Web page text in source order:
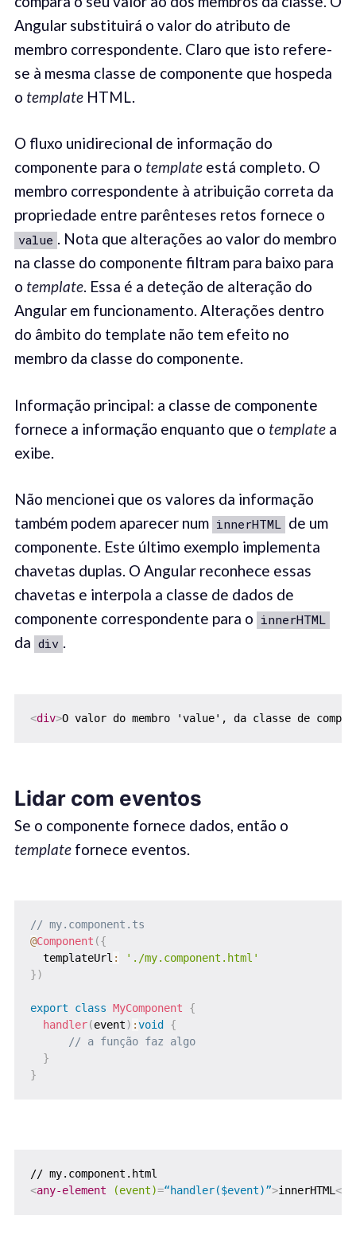
Angular substituirá o valor do atributo de
membro correspondente. Claro que isto refere-
se à mesma classe de componente que hospeda
o template HTML.
O fluxo unidirecional de informação do
componente para o template está completo. O
membro correspondente à atribuição correta da
propriedade entre parênteses retos fornece o
value . Nota que alterações ao valor do membro
na classe do componente filtram para baixo para
o template. Essa é a deteção de alteração do
Angular em funcionamento. Alterações dentro
do âmbito do template não tem efeito no
membro da classe do componente.
Informação principal: a classe de componente
fornece a informação enquanto que o template a
exibe.
Não mencionei que os valores da informação
também podem aparecer num innerHTML de um
componente. Este último exemplo implementa
chavetas duplas. O Angular reconhece essas
chavetas e interpola a classe de dados de
componente correspondente para o innerHTML
da div .
<div>O valor do membro 'value', da classe de
Lidar com eventos
Se o componente fornece dados, então o
template fornece eventos.
// my.component.ts
@Component ({
  templateUrl
:
'./my.component.html'
})
export class MyComponent
{
handler(event) :void
{
// a função faz algo
}
}
<any-element (event)=“handler($event)”>innerHTML</